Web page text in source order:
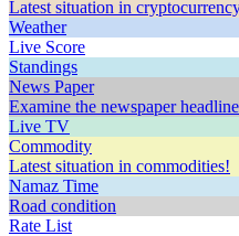
Latest situation in
Weather
Live Score
Standings
News Paper
Examine the newspaper
Live TV
Commodity
Latest situation in commodities!
Namaz Time
Road condition
Rate List